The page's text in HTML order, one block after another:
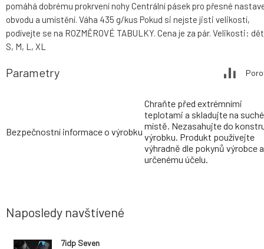
pomáhá dobrému prokrvení nohy Centrální pásek pro přesné
obvodu a umístění. Váha 435 g/kus Pokud si nejste jisti velikostí,
podívejte se na ROZMĚROVÉ TABULKY. Cena je za pár. Velikosti:
S, M, L, XL
Parametry
Bezpečnostní informace o výrobku
Chraňte před extrémními
teplotami a skladujte na
místě. Nezasahujte do
výrobku. Produkt používejte
výhradně dle pokynů výrobce
určenému účelu.
Naposledy navštívené
7idp Seven